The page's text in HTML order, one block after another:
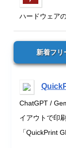
ハードウェア
新着フリ
ChatGPT /
イアウトで印
「QuickPrint